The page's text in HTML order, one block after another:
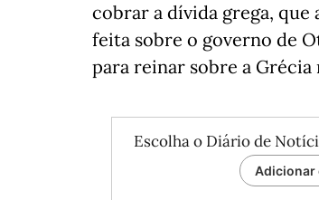
cobrar a dívida grega, que
feita sobre o governo de
para reinar sobre a Grécia
Escolha o Diário de
Adicionar